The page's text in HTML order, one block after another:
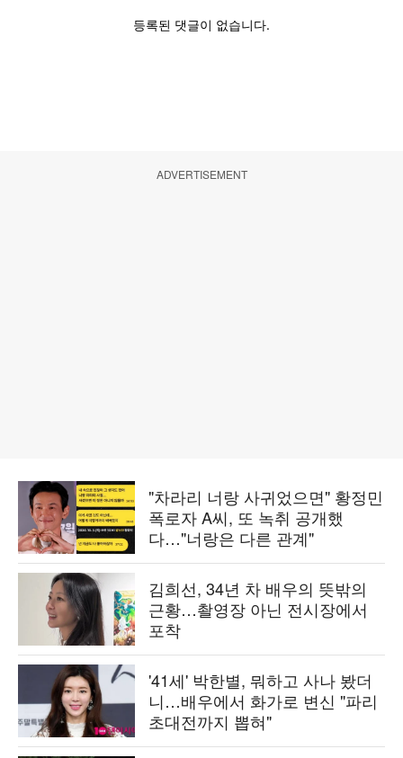
ADVERTISEMENT
"차라리 너랑 사귀었으면" 황정민
폭로자 A씨, 또 녹취 공개했
다…"너랑은 다른 관계"
김희선, 34년 차 배우의 뜻밖의
근황…촬영장 아닌 전시장에서
포착
'41세' 박한별, 뭐하고 사나 봤더
니…배우에서 화가로 변신 "파리
초대전까지 뽑혀"